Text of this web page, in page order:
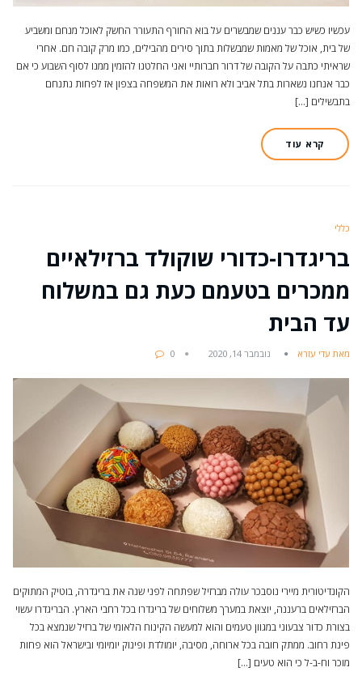
עכשיו כשיש כבר עננים שמבשרים על בוא החורף התעורר החשק לאוכל מנחם ומשביע
של בית, אוכל של מאמות שמבשלות בתוך סירים מהבילים, כמו מרק קובה חם. אחרי
שראיתי כתבה על הקובה של דרור חברותיי ואני החלטנו להזמין ממנו לסוף השבוע כי אם
כבר אנחנו נשארות בתל אביב ולא רואות את המשפחה בצפון אז לפחות נתנחם
בתבשילים […]
קרא עוד
כללי
בריגדרו-כדורי שוקולד ברזילאיים
ממכרים בטעמם כעת גם במשלוח
עד הבית
מאת עדי עזרא נובמבר 14, 2020 0
הקונדיטורית מיירי נוסבכר עולה מברזיל שפתחה לפני שנה את בריגדרה, בוטיק המתוקים
הברזילאים ברעננה, יוצאת במערך משלוחים של בריגדרו בכל רחבי הארץ. הבריגדרו עשוי
בצורת כדור צבעוני במגוון טעמים והוא למעשה הקינוח הלאומי של ברזיל שנמצא בכל
פינת רחוב. ממתק חובה בכל ארוחה, מסיבה, יומולדת ופינוק יומיומי ובישראל הוא פחות
מוכר וח-ב-ל כי הוא טעים […]